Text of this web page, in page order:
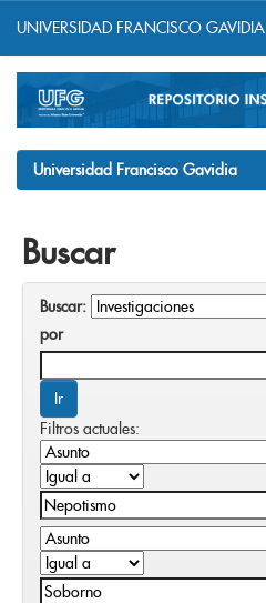
navigation
UNIVERSIDAD FRANCISCO GAVIDIA
Universidad Francisco Gavidia
Buscar
Buscar:
por
Filtros actuales: